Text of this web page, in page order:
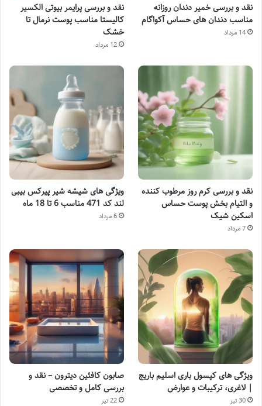
نقد و بررسی خمیر دندان روزانه
مناسب دندان های حساس آکواگام
14 مرداد
نقد و بررسی پرایمر بیوتی الکسیر
کالیستا مناسب پوست نرمال تا
خشک
12 مرداد
نقد و بررسی کرم روز مرطوب کننده
و التیام بخش پوست حساس
اسکین شیک
7 مرداد
ویژگی های شیشه شیر پیرکس بیبی
لند کد 471 مناسب 6 تا 18 ماه
6 مرداد
ویژگی های کپسول باری اسلیم باریج
| لاغری، ترکیبات و عوارض
30 تیر
صابون کافئین دیترون – نقد و
بررسی کامل و تخصصی
22 تیر